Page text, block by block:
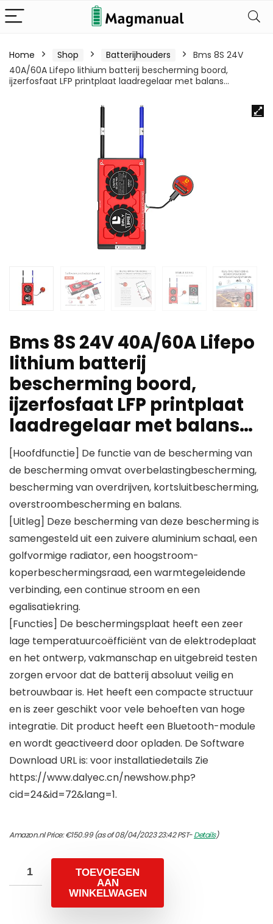
Home Shop Batterijhouders
Bms 8S 24V
40A/60A Lifepo lithium batterij bescherming boord,
ijzerfosfaat LFP printplaat laadregelaar met balans…
Bms 8S 24V 40A/60A Lifepo
lithium batterij
bescherming boord,
ijzerfosfaat LFP printplaat
laadregelaar met balans…
[Hoofdfunctie] De functie van de bescherming van
de bescherming omvat overbelastingbescherming,
bescherming van overdrijven, kortsluitbescherming,
overstroombescherming en balans.
[Uitleg] Deze bescherming van deze bescherming is
samengesteld uit een zuivere aluminium schaal, een
golfvormige radiator, een hoogstroom-
koperbeschermingsraad, een warmtegeleidende
verbinding, een continue stroom en een
egalisatiekring.
[Functies] De beschermingsplaat heeft een zeer
lage temperatuurcoëfficiënt van de elektrodeplaat
en het ontwerp, vakmanschap en uitgebreid testen
zorgen ervoor dat de batterij absoluut veilig en
betrouwbaar is. Het heeft een compacte structuur
en is zeer geschikt voor vele behoeften van hoge
integratie. Dit product heeft een Bluetooth-module
en wordt geactiveerd door opladen. De Software
Download URL is: voor installatiedetails Zie
https://www.dalyec.cn/newshow.php?
cid=24&id=72&lang=1.
Amazon.nl Price:€150.99(as of 08/04/2023 23:42 PST-Details)
TOEVOEGEN
AAN
WINKELWAGEN